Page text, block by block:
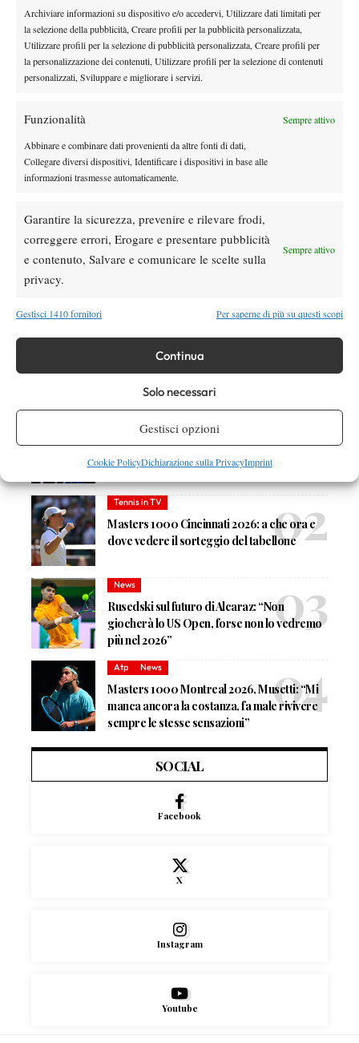
Archiviare informazioni su dispositivo e/o accedervi, Utilizzare dati limitati per
la selezione della pubblicità, Creare profili per la pubblicità personalizzata,
Utilizzare profili per la selezione di pubblicità personalizzata, Creare profili per
la personalizzazione dei contenuti, Utilizzare profili per la selezione di contenuti
personalizzati, Sviluppare e migliorare i servizi.
Funzionalità Sempre attivo
Abbinare e combinare dati provenienti da altre fonti di dati,
Collegare diversi dispositivi, Identificare i dispositivi in base alle
informazioni trasmesse automaticamente.
Garantire la sicurezza, prevenire e rilevare frodi,
correggere errori, Erogare e presentare pubblicità
e contenuto, Salvare e comunicare le scelte sulla
privacy.
Sempre attivo
Gestisci 1410 fornitori Per saperne di più su questi scopi
Continua
Solo necessari
Gestisci opzioni
Cookie PolicyDichiarazione sulla PrivacyImprint
Bessire/Moroni (P) b. Coppini/Mora (C) 7-5 6-3.
CLASSIFICA GIRONE 4
1. Tennis Club Crema, 4 punti (9-3)
2. Tennis Club Parioli, 4 punti (7-5)
4. Ata Battisti Trentino, 1 punto (3-9)
Nessun commento
Devi essereconnessoper inviare un commento.
DI TENDENZA
Quinn, Sonego entra nel tabellone
Tennis in TV
Masters 1000 Cincinnati 2026: a che ora e
dove vedere il sorteggio del tabellone
News
Rusedski sul futuro di Alcaraz: “Non
giocherà lo US Open, forse non lo vedremo
più nel 2026”
Atp News
Masters 1000 Montreal 2026, Musetti: “Mi
manca ancora la costanza, fa male rivivere
sempre le stesse sensazioni”
SOCIAL
Facebook
X
Instagram
Youtube